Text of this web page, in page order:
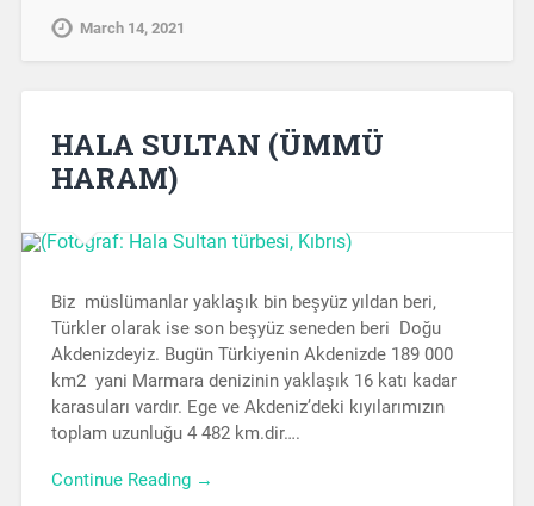
March 14, 2021
HALA SULTAN (ÜMMÜ
HARAM)
Biz müslümanlar yaklaşık bin beşyüz yıldan beri,
Türkler olarak ise son beşyüz seneden beri Doğu
Akdenizdeyiz. Bugün Türkiyenin Akdenizde 189 000
km2 yani Marmara denizinin yaklaşık 16 katı kadar
karasuları vardır. Ege ve Akdeniz’deki kıyılarımızın
toplam uzunluğu 4 482 km.dir….
Continue Reading →